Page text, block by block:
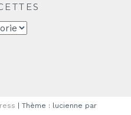
| Thème : lucienne par